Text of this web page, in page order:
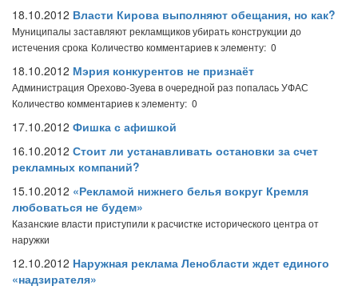
18.10.2012 Власти Кирова выполняют обещания, но как?
Муниципалы заставляют рекламщиков убирать конструкции до
истечения срока Количество комментариев к элементу: 0
18.10.2012 Мэрия конкурентов не признаёт
Администрация Орехово-Зуева в очередной раз попалась УФАС
Количество комментариев к элементу: 0
17.10.2012 Фишка с афишкой
16.10.2012 Стоит ли устанавливать остановки за счет
рекламных компаний?
15.10.2012 «Рекламой нижнего белья вокруг Кремля
любоваться не будем»
Казанские власти приступили к расчистке исторического центра от
наружки
12.10.2012 Наружная реклама Ленобласти ждет единого
«надзирателя»